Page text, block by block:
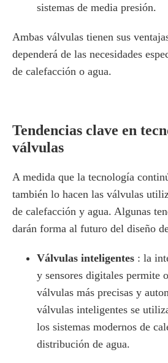
sistemas de media presión.
Ambas válvulas tienen sus
dependerá de las necesidades
de calefacción o agua.
Tendencias clave en
válvulas
A medida que la tecnología
también lo hacen las válvulas
de calefacción y agua. Algunas
darán forma al futuro del diseño
Válvulas inteligentes : la
y sensores digitales permite
válvulas más precisas y
válvulas inteligentes se
los sistemas modernos de
distribución de agua.